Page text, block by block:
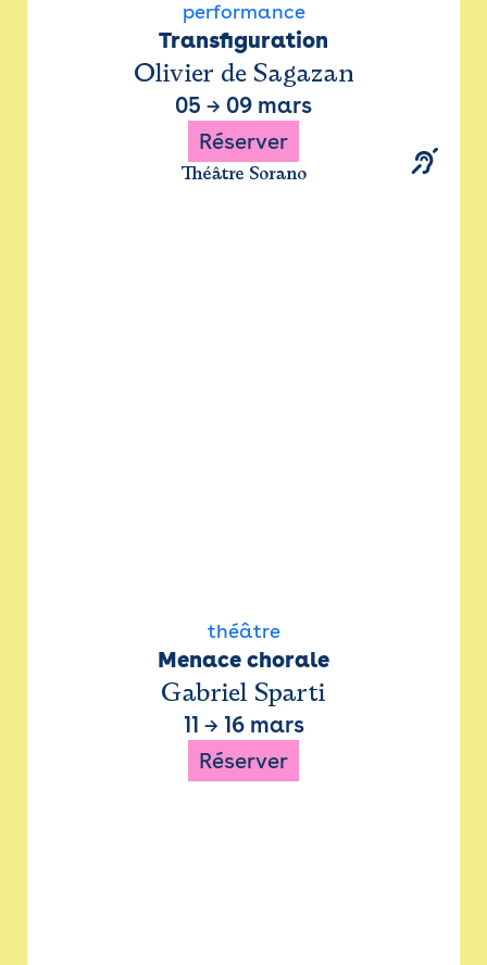
performance
Transfiguration
Olivier de Sagazan
05 → 09 mars
Réserver
Théâtre Sorano
théâtre
Menace chorale
Gabriel Sparti
11 → 16 mars
Réserver